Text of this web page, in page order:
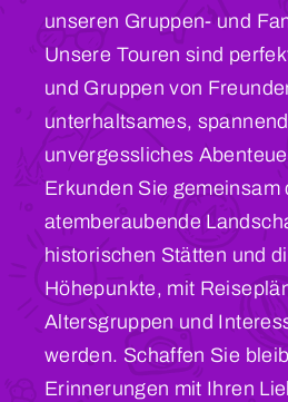
unseren Gruppen- und
Unsere Touren sind
und Gruppen von
unterhaltsames,
unvergessliches
Erkunden Sie gemeinsam
atemberaubende
historischen Stätten und
Höhepunkte, mit
Altersgruppen und
werden. Schaffen Sie
Erinnerungen mit Ihren